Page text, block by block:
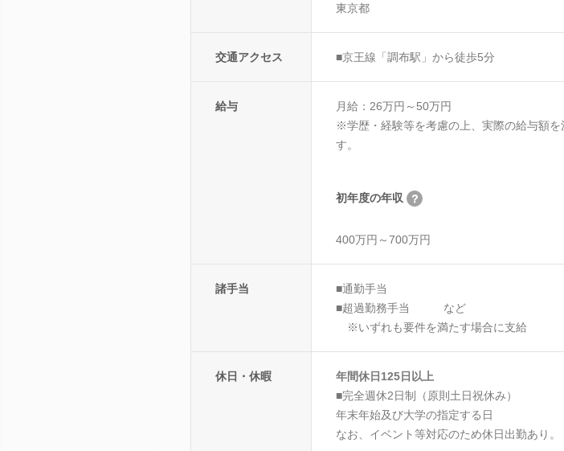
東京都
交通アクセス ■京王線「調布駅」から徒歩5分
給与
月給：26万円～50万円
※学歴・経験等を考慮の上、実際の給与額を
す。
初年度の年収
400万円～700万円
諸手当
■通勤手当
■超過勤務手当 など
※いずれも要件を満たす場合に支給
休日・休暇
年間休日125日以上
■完全週休2日制（原則土日祝休み）
年末年始及び大学の指定する日
なお、イベント等対応のため休日出勤あり。